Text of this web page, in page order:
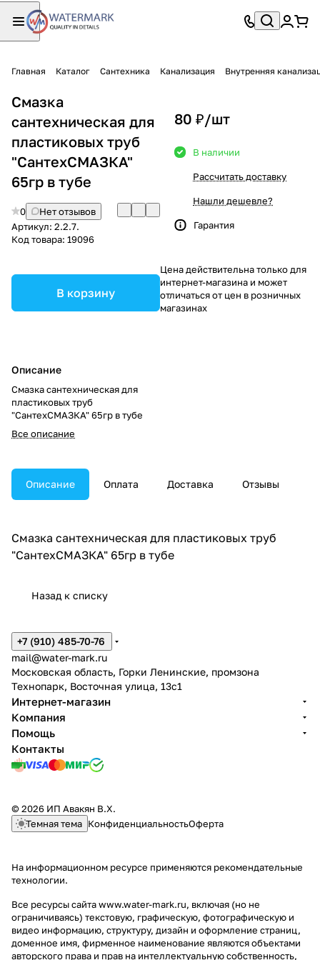
Главная Каталог Сантехника Канализация Внутренняя
Смазка
сантехническая для
пластиковых труб
"СантехСМАЗКА"
65гр в тубе
0
Нет отзывов
Артикул: 2.2.7.
Код товара: 19096
В корзину
Описание
Смазка сантехническая для
пластиковых труб
"СантехСМАЗКА" 65гр в тубе
Все описание
80 ₽/шт
В наличии
Рассчитать доставку
Нашли дешевле?
Гарантия
Цена действительна только для
интернет-магазина и может
отличаться от цен в розничных
магазинах
Описание Оплата Доставка Отзывы
Смазка сантехническая для пластиковых труб
"СантехСМАЗКА" 65гр в тубе
Назад к списку
+7 (910) 485-70-76
mail@water-mark.ru
Московская область, Горки Ленинские, промзона
Технопарк, Восточная улица, 13с1
Интернет-магазин
Компания
Помощь
Контакты
© 2026 ИП Авакян В.Х.
Темная тема КонфиденциальностьОферта
На информационном ресурсе применяются рекомендательные
технологии.
Все ресурсы сайта www.water-mark.ru, включая (но не
ограничиваясь) текстовую, графическую, фотографическую и
видео информацию, структуру, дизайн и оформление страниц,
доменное имя, фирменное наименование являются объектами
авторского права и прав на интеллектуальную собственность,